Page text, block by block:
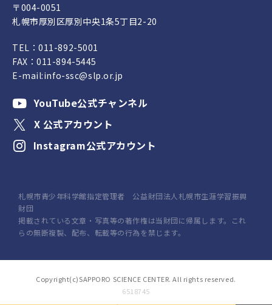
〒004-0051
札幌市厚別区厚別中央1条5丁目2-20
TEL：011-892-5001
FAX：011-894-5445
E-mail:info-ssc@slp.or.jp
YouTube公式チャンネル
X 公式アカウント
Instagram公式アカウント
札幌市青少年科学館指定管理者 公益財団法人札幌市生涯学習振興
財団
掲載されている文章・写真等の著作権は当財団に帰属します。これ
らの無断複製、配布、転載等の行為を禁じます。
Copyright(c)SAPPORO SCIENCE CENTER. All rights reserved.
6518745